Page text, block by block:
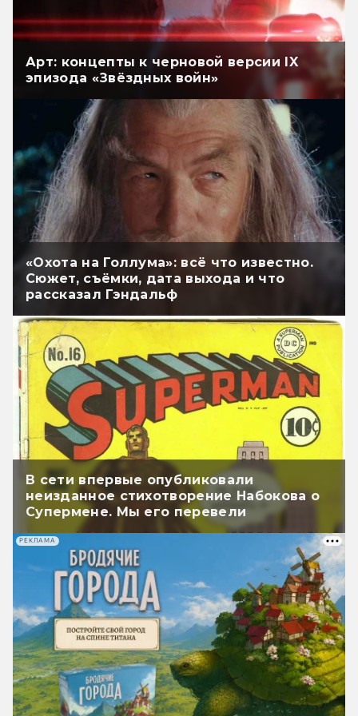
Арт: концепты к черновой версии IX
эпизода «Звёздных войн»
«Охота на Голлума»: всё что известно.
Сюжет, съёмки, дата выхода и что
рассказал Гэндальф
В сети впервые опубликовали
неизданное стихотворение Набокова о
Супермене. Мы его перевели
РЕКЛАМА